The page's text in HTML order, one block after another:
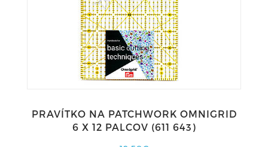
PRAVÍTKO NA PATCHWORK OMNIGRID
6 X 12 PALCOV (611 643)